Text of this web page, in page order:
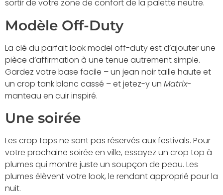
sortir de votre zone de confort de la palette neutre.
Modèle Off-Duty
La clé du parfait look model off-duty est d’ajouter une
pièce d’affirmation à une tenue autrement simple.
Gardez votre base facile – un jean noir taille haute et
un crop tank blanc cassé – et jetez-y un Matrix-
manteau en cuir inspiré.
Une soirée
Les crop tops ne sont pas réservés aux festivals. Pour
votre prochaine soirée en ville, essayez un crop top à
plumes qui montre juste un soupçon de peau. Les
plumes élèvent votre look, le rendant approprié pour la
nuit.